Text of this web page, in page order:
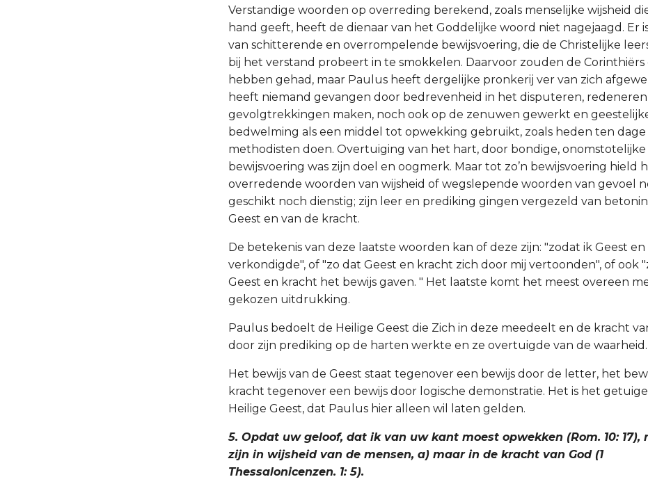
Verstandige woorden op overreding berekend, zoals menselijke wijsheid
hand geeft, heeft de dienaar van het Goddelijke woord niet nagejaagd. Er
van schitterende en overrompelende bewijsvoering, die de Christelijke
bij het verstand probeert in te smokkelen. Daarvoor zouden de Corinthiërs
hebben gehad, maar Paulus heeft dergelijke pronkerij ver van zich
heeft niemand gevangen door bedrevenheid in het disputeren,
gevolgtrekkingen maken, noch ook op de zenuwen gewerkt en
bedwelming als een middel tot opwekking gebruikt, zoals heden ten dage
methodisten doen. Overtuiging van het hart, door bondige, onomstotelijke
bewijsvoering was zijn doel en oogmerk. Maar tot zo’n bewijsvoering hield
overredende woorden van wijsheid of wegslepende woorden van gevoel
geschikt noch dienstig; zijn leer en prediking gingen vergezeld van
Geest en van de kracht.
De betekenis van deze laatste woorden kan of deze zijn: "zodat ik Geest
verkondigde", of "zo dat Geest en kracht zich door mij vertoonden", of ook
Geest en kracht het bewijs gaven. " Het laatste komt het meest overeen
gekozen uitdrukking.
Paulus bedoelt de Heilige Geest die Zich in deze meedeelt en de kracht
door zijn prediking op de harten werkte en ze overtuigde van de waarheid.
Het bewijs van de Geest staat tegenover een bewijs door de letter, het
kracht tegenover een bewijs door logische demonstratie. Het is het
Heilige Geest, dat Paulus hier alleen wil laten gelden.
5. Opdat uw geloof, dat ik van uw kant moest opwekken (Rom. 10: 17),
zijn in wijsheid van de mensen, a) maar in de kracht van God (1
Thessalonicenzen. 1: 5).